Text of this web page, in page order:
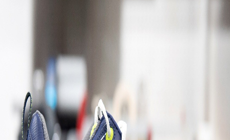
パター
その他
Editor’s Picks 編集部のおすすめ
Our Team 私たちのチーム